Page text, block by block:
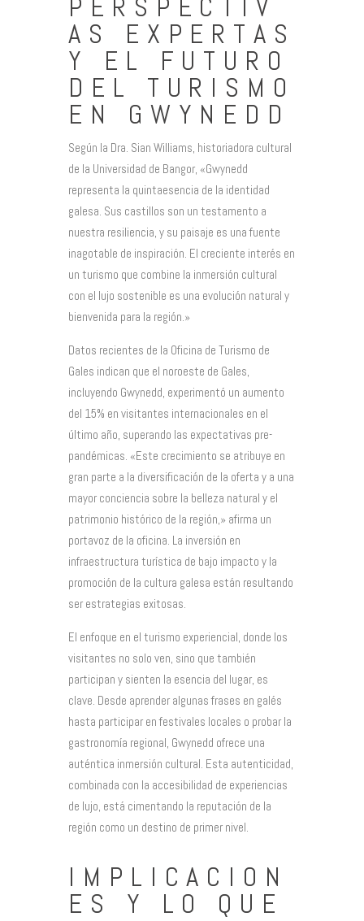
PERSPECTIV
AS EXPERTAS
Y EL FUTURO
DEL TURISMO
EN GWYNEDD
Según la Dra. Sian Williams, historiadora cultural
de la Universidad de Bangor, «Gwynedd
representa la quintaesencia de la identidad
galesa. Sus castillos son un testamento a
nuestra resiliencia, y su paisaje es una fuente
inagotable de inspiración. El creciente interés en
un turismo que combine la inmersión cultural
con el lujo sostenible es una evolución natural y
bienvenida para la región.»
Datos recientes de la Oficina de Turismo de
Gales indican que el noroeste de Gales,
incluyendo Gwynedd, experimentó un aumento
del 15% en visitantes internacionales en el
último año, superando las expectativas pre-
pandémicas. «Este crecimiento se atribuye en
gran parte a la diversificación de la oferta y a una
mayor conciencia sobre la belleza natural y el
patrimonio histórico de la región,» afirma un
portavoz de la oficina. La inversión en
infraestructura turística de bajo impacto y la
promoción de la cultura galesa están resultando
ser estrategias exitosas.
El enfoque en el turismo experiencial, donde los
visitantes no solo ven, sino que también
participan y sienten la esencia del lugar, es
clave. Desde aprender algunas frases en galés
hasta participar en festivales locales o probar la
gastronomía regional, Gwynedd ofrece una
auténtica inmersión cultural. Esta autenticidad,
combinada con la accesibilidad de experiencias
de lujo, está cimentando la reputación de la
región como un destino de primer nivel.
IMPLICACION
ES Y LO QUE